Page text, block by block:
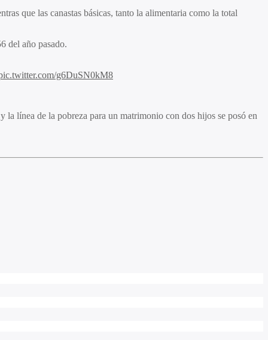
que las canastas básicas, tanto la alimentaria como la total
del año pasado.
g6DuSN0kM8
línea de la pobreza para un matrimonio con dos hijos se posó en